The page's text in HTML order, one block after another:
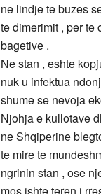
ne lindje te buzes
te dimerimit , per te
bagetive .
Ne stan , eshte
nuk u infektua
shume se nevoja
Njohja e kullotave
ne Shqiperine
te mire te
ngrinin stan , ose